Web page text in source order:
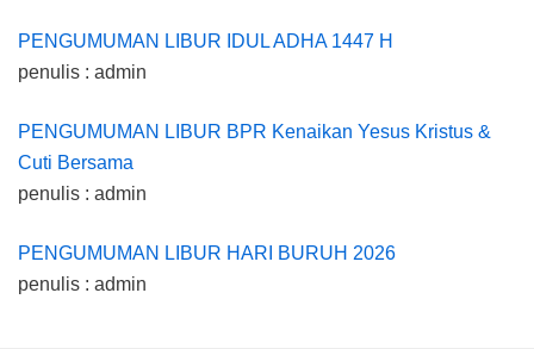
PENGUMUMAN LIBUR IDUL ADHA 1447 H
penulis : admin
PENGUMUMAN LIBUR BPR Kenaikan Yesus Kristus &
Cuti Bersama
penulis : admin
PENGUMUMAN LIBUR HARI BURUH 2026
penulis : admin